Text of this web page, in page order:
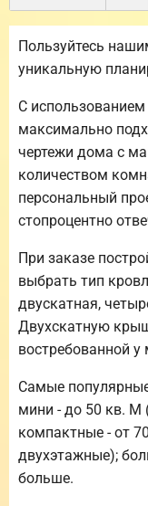
Пользуйтесь
уникальную
С
максимально
чертежи дома с
количеством
персональный
стопроцентно
При заказе
выбрать тип
двускатная,
Двухскатную
востребованной
Самые
мини - до 50 кв. М
компактные - от
двухэтажные);
больше.